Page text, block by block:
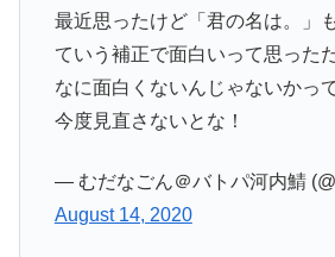
最近思ったけど「君の名は。」
ていう補正で面白いって思った
なに面白くないんじゃないかっ
今度見直さないとな！
— むだなごん＠バトパ河内鯖
August 14, 2020